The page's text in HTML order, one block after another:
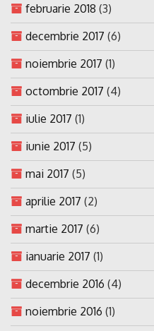
februarie 2018 (3)
decembrie 2017 (6)
noiembrie 2017 (1)
octombrie 2017 (4)
iulie 2017 (1)
iunie 2017 (5)
mai 2017 (5)
aprilie 2017 (2)
martie 2017 (6)
ianuarie 2017 (1)
decembrie 2016 (4)
noiembrie 2016 (1)